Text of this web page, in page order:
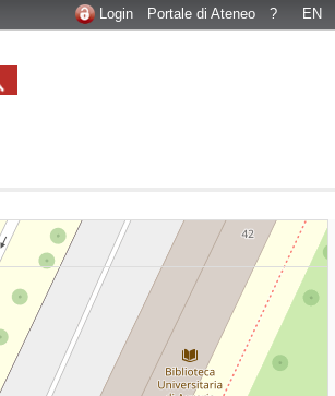
Login Portale di Ateneo ? EN